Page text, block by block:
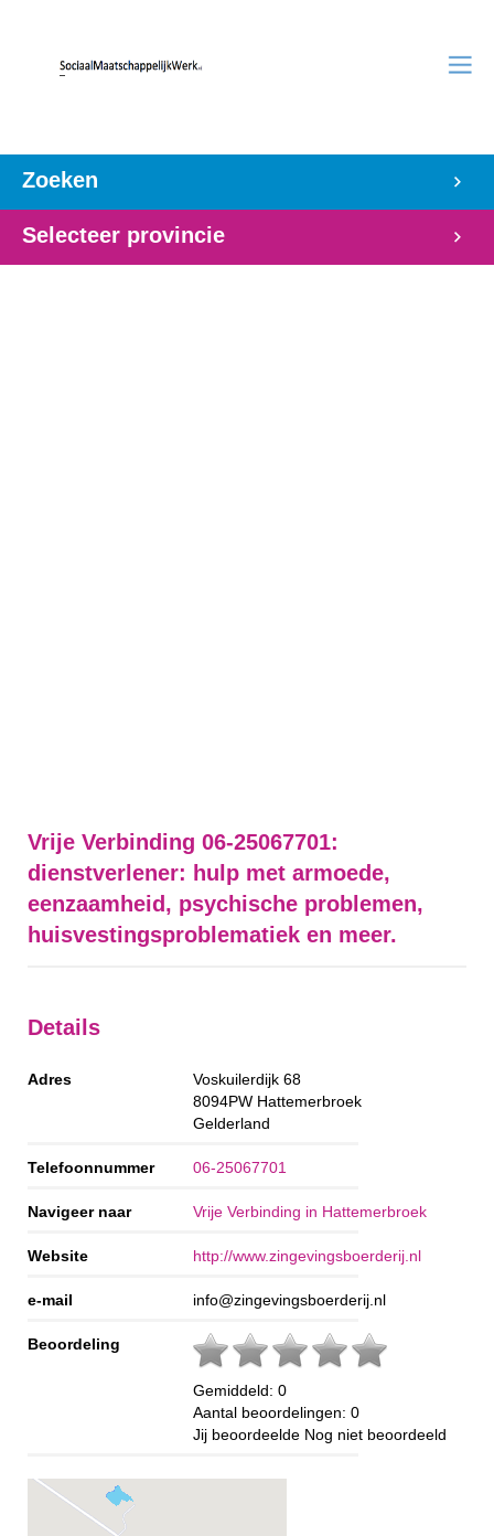
Zoeken
Selecteer provincie
Vrije Verbinding 06-25067701:
dienstverlener: hulp met armoede,
eenzaamheid, psychische problemen,
huisvestingsproblematiek en meer.
Details
Adres
Voskuilerdijk 68
8094PW Hattemerbroek
Gelderland
Telefoonnummer 06-25067701
Navigeer naar Vrije Verbinding in Hattemerbroek
Website http://www.zingevingsboerderij.nl
e-mail info@zingevingsboerderij.nl
Beoordeling
Gemiddeld: 0
Aantal beoordelingen: 0
Jij beoordeelde Nog niet beoordeeld